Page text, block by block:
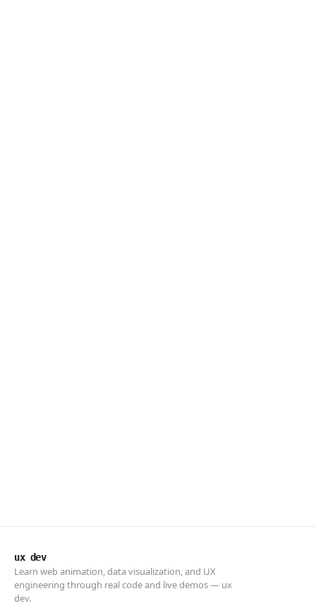
ux dev
Learn web animation, data visualization, and UX
engineering through real code and live demos — ux
dev.